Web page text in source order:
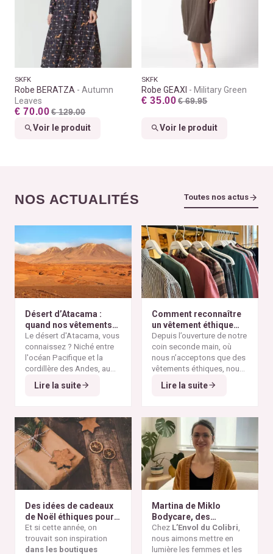
SKFK
Robe BERATZA
Autumn
Leaves
€ 70.00 € 129.00
Voir le produit
SKFK
Robe GEAXI Military Green
€ 35.00 € 69.95
Voir le produit
NOS ACTUALITÉS Toutes nos actus
Désert d’Atacama :
quand nos vêtements
finissent à l’autre bout
du monde
Le désert d'Atacama, vous
connaissez ? Niché entre
l'océan Pacifique et la
cordillère des Andes, au
nord du Chili, il est
considéré comme l'un des
minéraux et ses vastes
étendues désertiques en
font un lieu unique au
monde.
Alors pourquoi parler du
désert d'Atacama sur un
depuis plusieurs
décennies, cette région
est devenue l'un des
symboles les plus
frappants de la
pollution
textile mondiale
. On y
découvre aujourd'hui des
montagnes de vêtements
abandonnés, témoins
visibles de la
surproduction textile
des dérives de la
Lire la suite
Comment reconnaître
un vêtement éthique
selon nos critères ?
Depuis l’ouverture de notre
coin seconde main, où
nous n’acceptons que des
vêtements éthiques, nous
avons remarqué qu’il n’est
pas toujours simple pour
qui répondent à nos
critères de sélection. Entre
les conseils qui circulent
sur les réseaux sociaux et
le greenwashing de
certaines marques, difficile
de s’y retrouver. Voici nos
repères simples et fiables
pour reconnaître un
vêtement réellement
éthique.
Lire la suite
Des idées de cadeaux
de Noël éthiques pour
tous les budgets
Et si cette année, on
trouvait son inspiration
dans les boutiques
Martina de Miklo
Bodycare, des
déodorants naturels et
zéro déchet A la
rencontre des Colibris
Chez L’Envol du Colibri
nous aimons mettre en
lumière les femmes et les